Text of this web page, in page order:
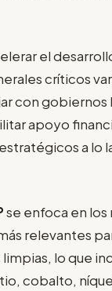
el
críticos
con gobiernos
apoyo
a lo
se enfoca en los
relevantes
lo que
cobalto,